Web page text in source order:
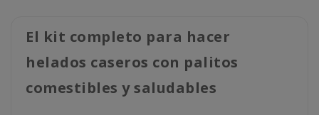
El kit completo para hacer
helados caseros con palitos
comestibles y saludables